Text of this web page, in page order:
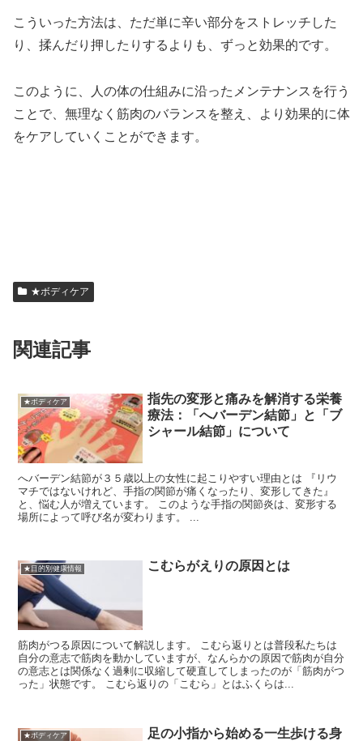
こういった方法は、ただ単に辛い部分をストレッチした
り、揉んだり押したりするよりも、ずっと効果的です。
このように、人の体の仕組みに沿ったメンテナンスを行う
ことで、無理なく筋肉のバランスを整え、より効果的に体
をケアしていくことができます。
★ボディケア
関連記事
★ボディケア
指先の変形と痛みを解消する栄養
療法：「へバーデン結節」と「ブ
シャール結節」について
へバーデン結節が３５歳以上の女性に起こりやすい理由とは 『リウ
マチではないけれど、手指の関節が痛くなったり、変形してきた』
と、悩む人が増えています。 このような手指の関節炎は、変形する
場所によって呼び名が変わります。 ...
★目的別健康情報 こむらがえりの原因とは
筋肉がつる原因について解説します。 こむら返りとは普段私たちは
自分の意志で筋肉を動かしていますが、なんらかの原因で筋肉が自分
の意志とは関係なく過剰に収縮して硬直してしまったのが「筋肉がつ
った」状態です。 こむら返りの「こむら」とはふくらは...
★ボディケア
足の小指から始める一生歩ける身